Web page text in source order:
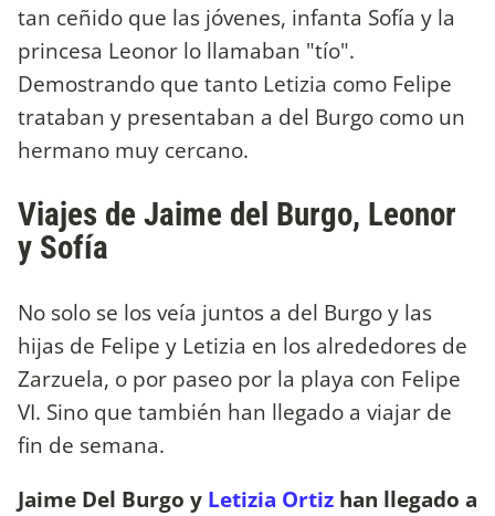
tan ceñido que las jóvenes, infanta Sofía y la
princesa Leonor lo llamaban "tío".
Demostrando que tanto Letizia como Felipe
trataban y presentaban a del Burgo como un
hermano muy cercano.
Viajes de Jaime del Burgo, Leonor
y Sofía
No solo se los veía juntos a del Burgo y las
hijas de Felipe y Letizia en los alrededores de
Zarzuela, o por paseo por la playa con Felipe
VI. Sino que también han llegado a viajar de
fin de semana.
Jaime Del Burgo y Letizia Ortiz han llegado a